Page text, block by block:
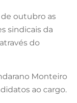
de outubro as
sindicais da
do
Monteiro
ao cargo.